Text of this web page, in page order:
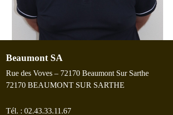
Beaumont SA
Rue des Voves – 72170 Beaumont Sur Sarthe
72170 BEAUMONT SUR SARTHE
Tél. : 02.43.33.11.67